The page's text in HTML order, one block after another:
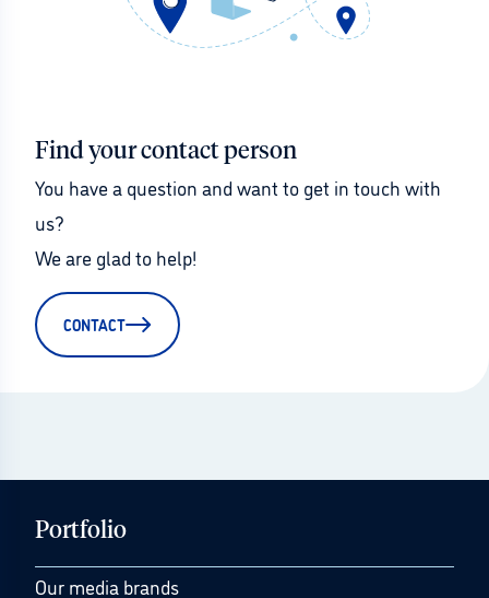
Find your contact person
You have a question and want to get in touch with
us?
We are glad to help!
CONTACT
Portfolio
Our media brands